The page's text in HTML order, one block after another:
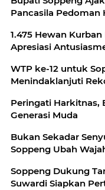
Pancasila Pedoman
1.475 Hewan
Apresiasi
WTP ke-12 untuk
Menindaklanjuti
Peringati Harkitnas,
Generasi Muda
Bukan Sekadar
Soppeng Ubah
Soppeng Dukung
Suwardi Siapkan